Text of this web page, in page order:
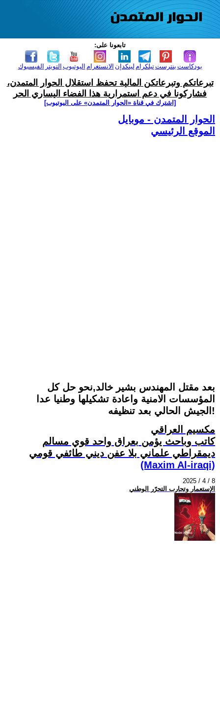
تابعونا على:
الفيسبوك التويتر اليوتيوب الانستغرام لينكدإن تيلكرامبنترست بودكاست
تبرعاتكم وتبرعاتكن المالية تحفظ استقلال الحوار المتمدن،
فشاركونا في دعم استمرارية هذا الفضاء اليساري الحر
[اشترك في قناة ‫«الحوار المتمدن» على اليوتيوب]
الحوار المتمدن - موبايل
الموقع الرئيسي
بعد مقتل المهندس بشير خالد,نحو حل كل
المؤسسات الامنية واعادة تشكيلها وطنيا عدا
الجيش الحالي بعد تنظيفه!
مكسيم العراقي
كاتب وباحث يؤمن بعراق واحد قوي مسالم
ديمقراطي علماني بلا عفن ديني طائفي قومي
(Maxim Al-iraqi)
2025 / 4 / 8
الإستعمار وتجارب التحرّر الوطني